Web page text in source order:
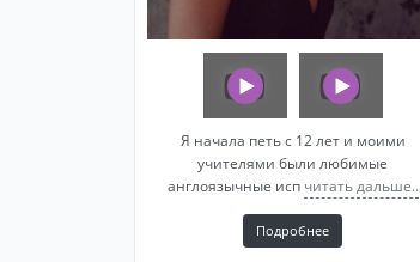
Я начала петь с 12 лет и моими
учителями были любимые
англоязычные исп читать дальше..
Подробнее